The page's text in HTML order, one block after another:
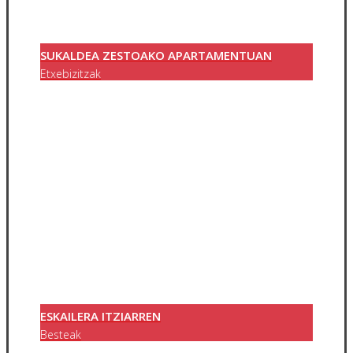
SUKALDEA ZESTOAKO APARTAMENTUAN
Etxebizitzak
ESKAILERA ITZIARREN
Besteak